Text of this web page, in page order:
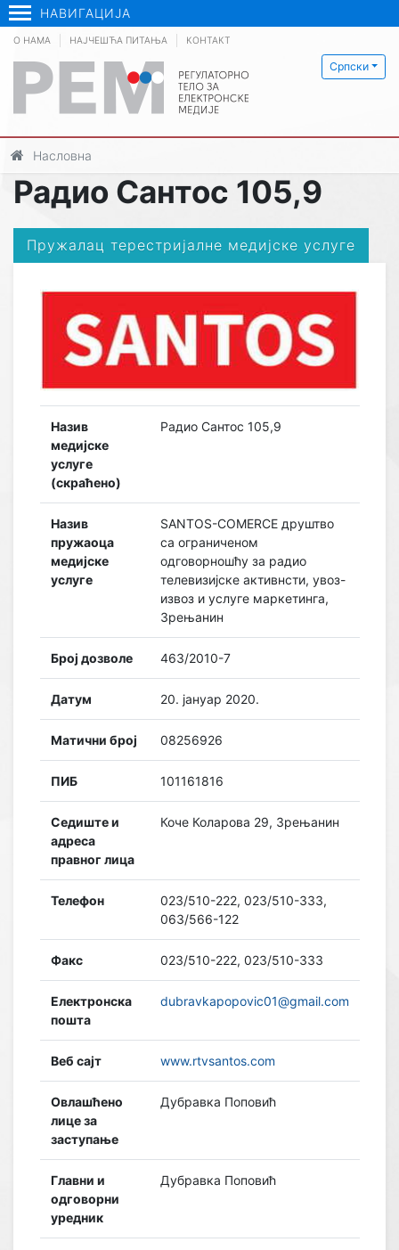
НАВИГАЦИЈА
Српски
О НАМА НАЈЧЕШЋА ПИТАЊА КОНТАКТ
Насловна
Радио Сантос 105,9
Пружалац терестријалне медијске услуге
Назив
медијске
услуге
(скраћено)
Радио Сантос 105,9
Назив
пружаоца
медијске
услуге
SANTOS-COMERCE друштво
са ограниченом
одговорношћу за радио
телевизијске активнсти, увоз-
извоз и услуге маркетинга,
Зрењанин
Број дозволе 463/2010-7
Датум 20. јануар 2020.
Матични број 08256926
ПИБ 101161816
Седиште и
адреса
правног лица
Коче Коларова 29, Зрењанин
Телефон
023/510-222, 023/510-333,
063/566-122
Факс 023/510-222, 023/510-333
Електронска
пошта
dubravkapopovic01@gmail.com
Веб сајт www.rtvsantos.com
Овлашћено
лице за
заступање
Дубравка Поповић
Главни и
одговорни
уредник
Дубравка Поповић